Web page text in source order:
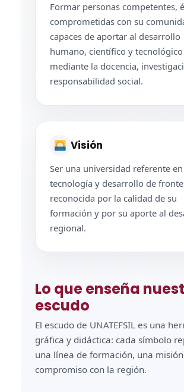
Formar personas competentes,
comprometidas con su
capaces de aportar al desarrollo
humano, científico y tecnológico
mediante la docencia,
responsabilidad social.
Visión
Ser una universidad referente en
tecnología y desarrollo de
reconocida por la calidad de su
formación y por su aporte al
regional.
Lo que enseña
escudo
El escudo de UNATEFSIL es una
gráfica y didáctica: cada símbolo
una línea de formación, una
compromiso con la región.